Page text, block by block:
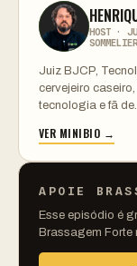
HOST ·
SOMMELIER
Juiz BJCP,
cervejeiro
tecnologia e fã
VER MINIBIO →
APOIE
Esse episódio é
Brassagem Forte